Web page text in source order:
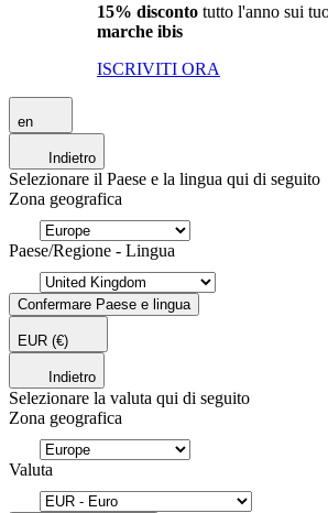
15% disconto tutto l'anno sui
marche ibis
ISCRIVITI ORA
en
Indietro
Selezionare il Paese e la lingua qui di seguito
Zona geografica
Paese/Regione - Lingua
Confermare Paese e lingua
EUR (€)
Indietro
Selezionare la valuta qui di seguito
Zona geografica
Valuta